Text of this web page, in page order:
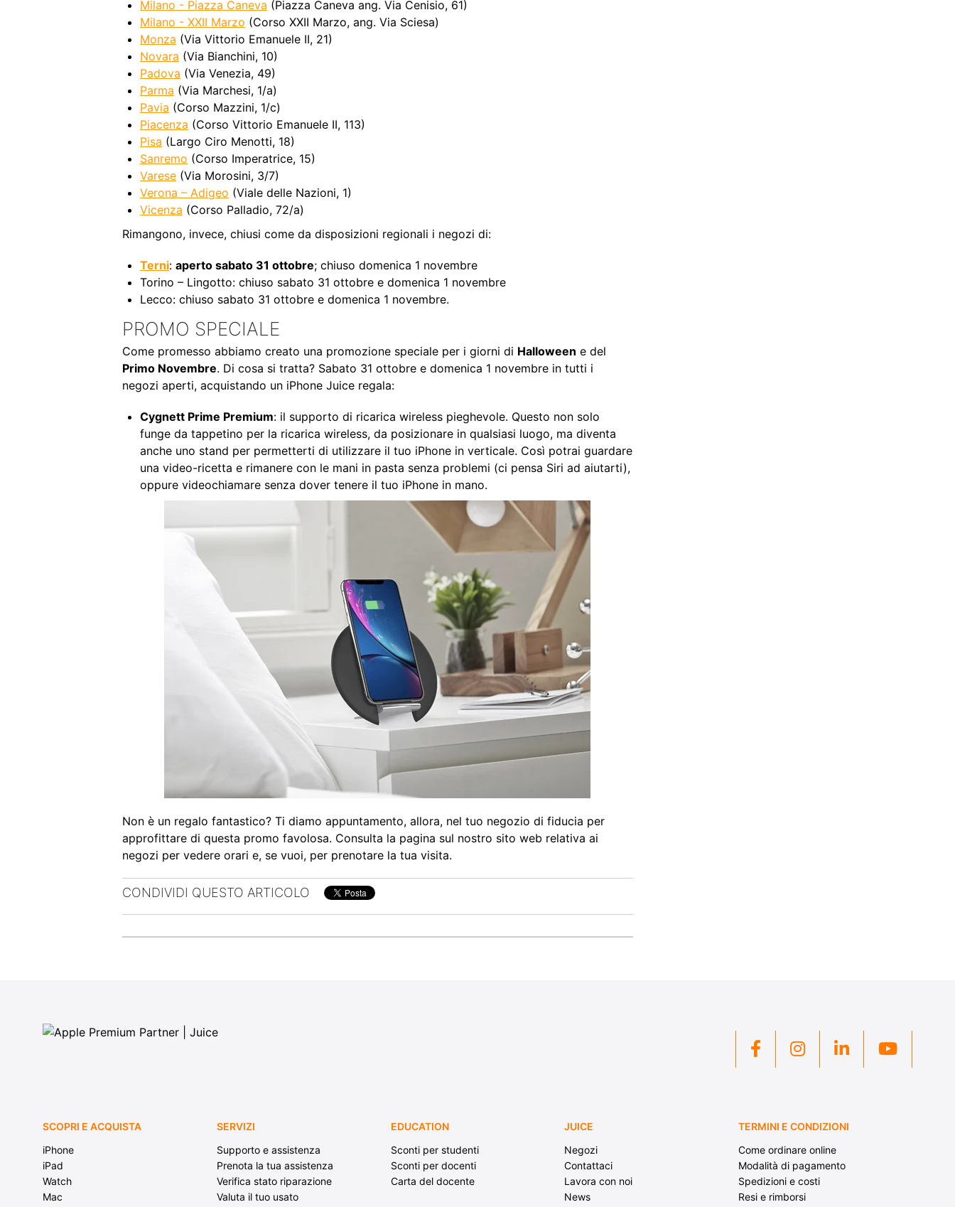
Milano - Piazza Caneva (Piazza Caneva ang. Via Cenisio, 61)
Milano - XXII Marzo (Corso XXII Marzo, ang. Via Sciesa)
Monza (Via Vittorio Emanuele II, 21)
Novara (Via Bianchini, 10)
Padova (Via Venezia, 49)
Parma (Via Marchesi, 1/a)
Pavia (Corso Mazzini, 1/c)
Piacenza (Corso Vittorio Emanuele II, 113)
Pisa (Largo Ciro Menotti, 18)
Sanremo (Corso Imperatrice, 15)
Varese (Via Morosini, 3/7)
Verona – Adigeo (Viale delle Nazioni, 1)
Vicenza (Corso Palladio, 72/a)
Rimangono, invece, chiusi come da disposizioni regionali i negozi di:
Terni: aperto sabato 31 ottobre; chiuso domenica 1 novembre
Torino – Lingotto: chiuso sabato 31 ottobre e domenica 1 novembre
Lecco: chiuso sabato 31 ottobre e domenica 1 novembre.
PROMO SPECIALE
Come promesso abbiamo creato una promozione speciale per i giorni di Halloween e del
Primo Novembre. Di cosa si tratta? Sabato 31 ottobre e domenica 1 novembre in tutti i
negozi aperti, acquistando un iPhone Juice regala:
Cygnett Prime Premium: il supporto di ricarica wireless pieghevole. Questo non solo
funge da tappetino per la ricarica wireless, da posizionare in qualsiasi luogo, ma diventa
anche uno stand per permetterti di utilizzare il tuo iPhone in verticale. Così potrai guardare
una video-ricetta e rimanere con le mani in pasta senza problemi (ci pensa Siri ad aiutarti),
oppure videochiamare senza dover tenere il tuo iPhone in mano.
Non è un regalo fantastico? Ti diamo appuntamento, allora, nel tuo negozio di fiducia per
approfittare di questa promo favolosa. Consulta la pagina sul nostro sito web relativa ai
negozi per vedere orari e, se vuoi, per prenotare la tua visita.
CONDIVIDI QUESTO ARTICOLO
SCOPRI E ACQUISTA
iPhone
iPad
Watch
Mac
SERVIZI
Supporto e assistenza
Prenota la tua assistenza
Verifica stato riparazione
Valuta il tuo usato
EDUCATION
Sconti per studenti
Sconti per docenti
Carta del docente
JUICE
Negozi
Contattaci
Lavora con noi
News
TERMINI E CONDIZIONI
Come ordinare online
Modalità di pagamento
Spedizioni e costi
Resi e rimborsi